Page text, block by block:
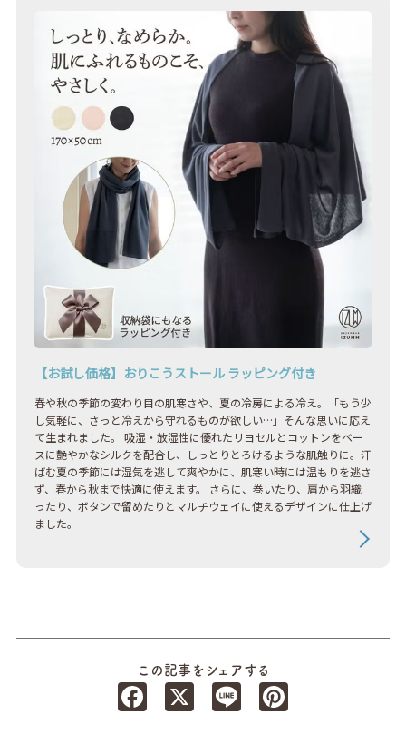
【お試し価格】おりこうストール ラッピング付き
春や秋の季節の変わり目の肌寒さや、夏の冷房による冷え。「もう少
し気軽に、さっと冷えから守れるものが欲しい…」そんな思いに応え
て生まれました。 吸湿・放湿性に優れたリヨセルとコットンをベー
スに艶やかなシルクを配合し、しっとりとろけるような肌触りに。汗
ばむ夏の季節には湿気を逃して爽やかに、肌寒い時には温もりを逃さ
ず、春から秋まで快適に使えます。 さらに、巻いたり、肩から羽織
ったり、ボタンで留めたりとマルチウェイに使えるデザインに仕上げ
ました。
この記事をシェアする
Facebook
Line